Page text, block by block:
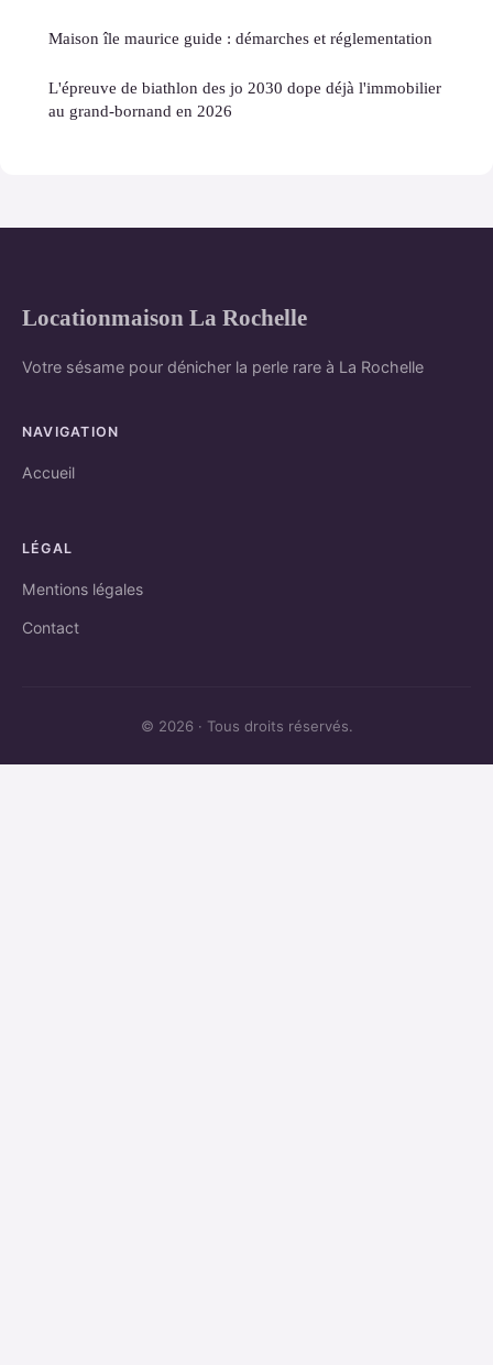
Maison île maurice guide : démarches et réglementation
L'épreuve de biathlon des jo 2030 dope déjà l'immobilier
au grand-bornand en 2026
Locationmaison La Rochelle
Votre sésame pour dénicher la perle rare à La Rochelle
NAVIGATION
Accueil
LÉGAL
Mentions légales
Contact
© 2026 · Tous droits réservés.